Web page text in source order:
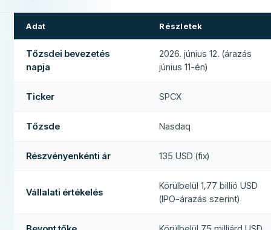
Adat Részletek
Tőzsdei bevezetés
napja
2026. június 12. (árazás
június 11-én)
Ticker SPCX
Tőzsde Nasdaq
Részvényenkénti ár 135 USD (fix)
Vállalati értékelés
Körülbelül 1,77 billió USD
(IPO-árazás szerint)